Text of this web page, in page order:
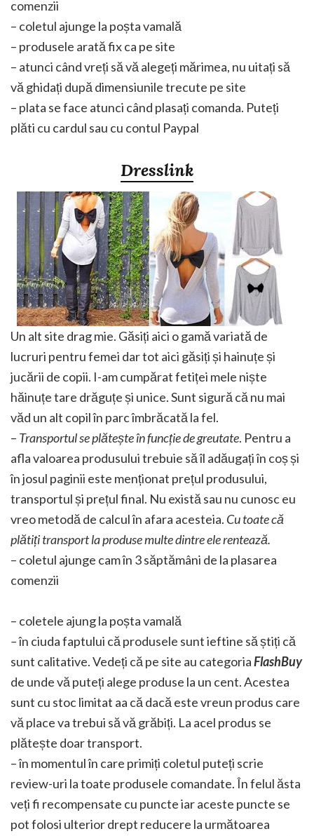
comenzii
– coletul ajunge la poșta vamală
– produsele arată fix ca pe site
– atunci când vreți să vă alegeți mărimea, nu uitați să
vă ghidați după dimensiunile trecute pe site
– plata se face atunci când plasați comanda. Puteți
plăti cu cardul sau cu contul Paypal
Dresslink
Un alt site drag mie. Găsiți aici o gamă variată de
lucruri pentru femei dar tot aici găsiți și hainuțe și
jucării de copii. I-am cumpărat fetiței mele niște
hăinuțe tare drăguțe și unice. Sunt sigură că nu mai
văd un alt copil în parc îmbrăcată la fel.
– Transportul se plătește în funcție de greutate. Pentru a
afla valoarea produsului trebuie să îl adăugați în coș și
în josul paginii este menționat prețul produsului,
transportul și prețul final. Nu există sau nu cunosc eu
vreo metodă de calcul în afara acesteia. Cu toate că
plătiți transport la produse multe dintre ele rentează.
– coletul ajunge cam în 3 săptămâni de la plasarea
comenzii
– coletele ajung la poșta vamală
–în ciuda faptului că produsele sunt ieftine să știți că
sunt calitative. Vedeți că pe site au categoriaFlashBuy
de unde vă puteți alege produse la un cent. Acestea
sunt cu stoc limitat aa că dacă este vreun produs care
vă place va trebui să vă grăbiți. La acel produs se
plătește doar transport.
– în momentul în care primiți coletul puteți scrie
review-uri la toate produsele comandate. În felul ăsta
veți fi recompensate cu puncte iar aceste puncte se
pot folosi ulterior drept reducere la următoarea